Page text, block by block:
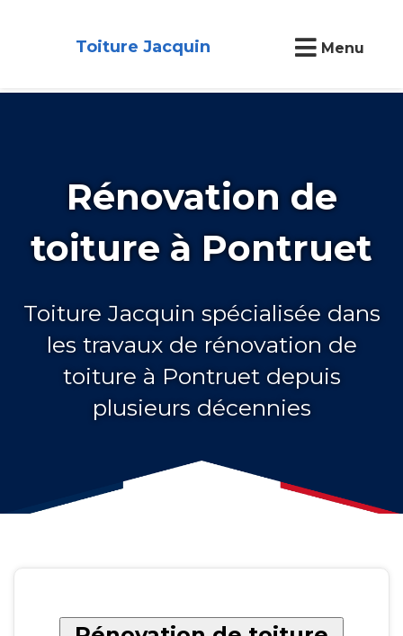
Toiture Jacquin Menu
Rénovation de
toiture à Pontruet
Toiture Jacquin spécialisée dans
les travaux de rénovation de
toiture à Pontruet depuis
plusieurs décennies